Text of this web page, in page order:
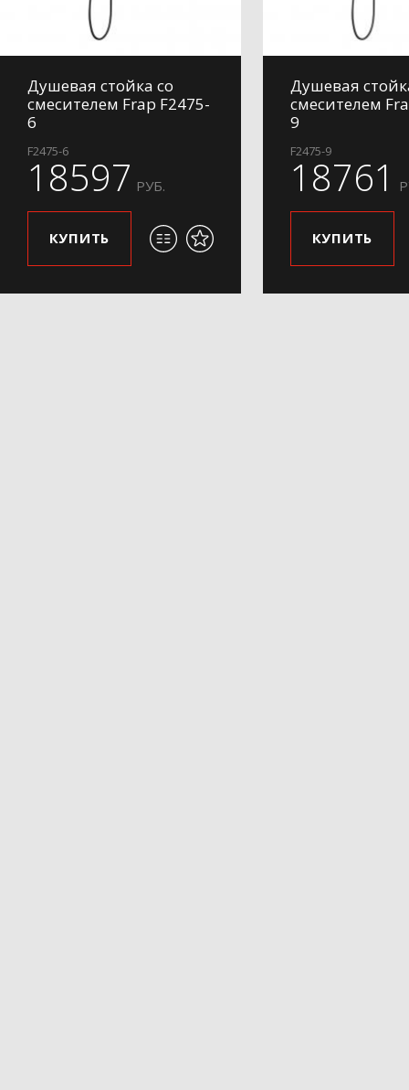
Душевая стойка со
смесителем Frap F2475-
6
F2475-6
18597 РУБ.
КУПИТЬ
Душевая
смесителем
9
F2475-9
18761
КУПИТЬ